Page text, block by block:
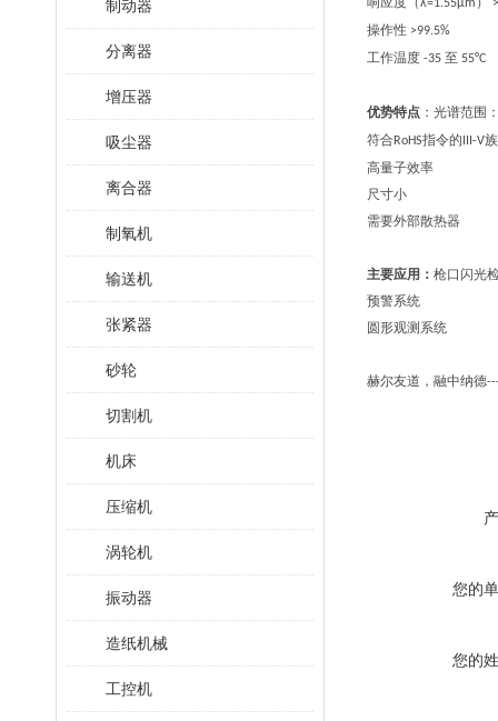
制动器
分离器
增压器
吸尘器
离合器
制氧机
输送机
张紧器
砂轮
切割机
机床
压缩机
涡轮机
振动器
造纸机械
工控机
λ=1.55μm
操作性 >99.5%
工作温度 -35 至 55°C
优势特点 ：光谱范围
符合 RoHS指令的 III-V
高量子效率
尺寸小
需要外部散热器
主要应用： 枪口闪光
预警系统
圆形观测系统
赫尔友道，融中纳德
您的
您的